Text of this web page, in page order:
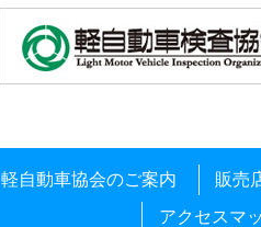
軽自動車協会のご案内
販売
アクセスマ